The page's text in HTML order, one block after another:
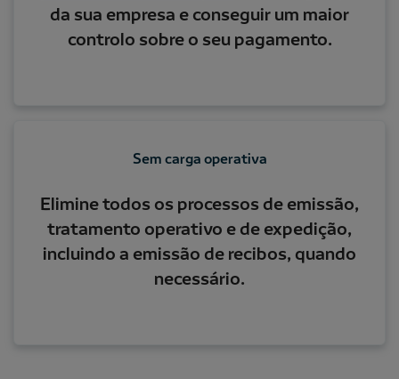
da sua empresa e conseguir um maior
controlo sobre o seu pagamento.
Sem carga operativa
Elimine todos os processos de emissão,
tratamento operativo e de expedição,
incluindo a emissão de recibos, quando
necessário.